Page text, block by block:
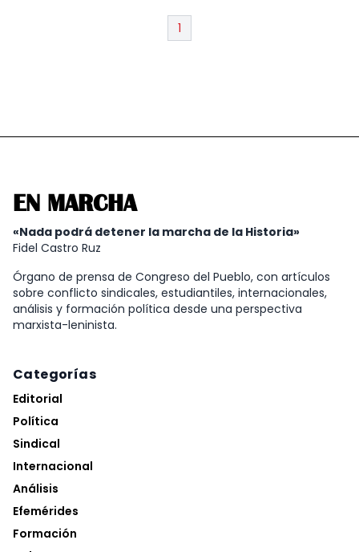
1
EN MARCHA
«Nada podrá detener la marcha de la Historia»
Fidel Castro Ruz
Órgano de prensa de Congreso del Pueblo, con artículos
sobre conflicto sindicales, estudiantiles, internacionales,
análisis y formación política desde una perspectiva
marxista-leninista.
Categorías
Editorial
Política
Sindical
Internacional
Análisis
Efemérides
Formación